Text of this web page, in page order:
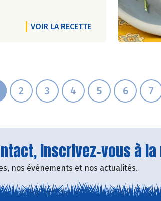
VOIR LA RECETTE
2 3 4 5 6 7
inscrivez-vous à
nos événements et nos actualités.